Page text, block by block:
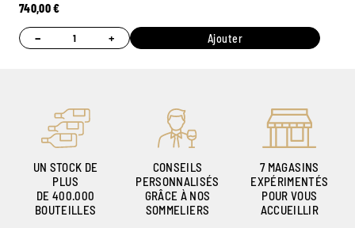
740,00€
− + Ajouter
UN STOCK DE
PLUS
DE 400.000
BOUTEILLES
CONSEILS
PERSONNALISÉS
GRÂCE À NOS
SOMMELIERS
7 MAGASINS
EXPÉRIMENTÉS
POUR VOUS
ACCUEILLIR